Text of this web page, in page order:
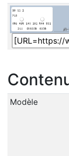
Modèle